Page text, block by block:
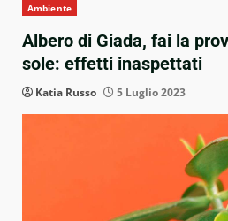
Ambiente
Albero di Giada, fai la
sole: effetti inaspettati
Katia Russo 5 Luglio 2023